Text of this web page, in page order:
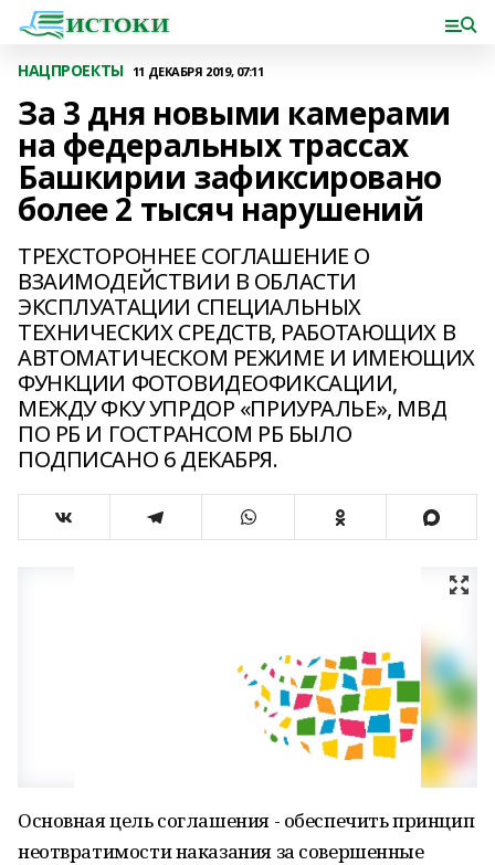
НАЦПРОЕКТЫ 11 ДЕКАБРЯ 2019, 07:11
За 3 дня новыми камерами
на федеральных трассах
Башкирии зафиксировано
более 2 тысяч нарушений
ТРЕХСТОРОННЕЕ СОГЛАШЕНИЕ О
ВЗАИМОДЕЙСТВИИ В ОБЛАСТИ
ЭКСПЛУАТАЦИИ СПЕЦИАЛЬНЫХ
ТЕХНИЧЕСКИХ СРЕДСТВ, РАБОТАЮЩИХ В
АВТОМАТИЧЕСКОМ РЕЖИМЕ И ИМЕЮЩИХ
ФУНКЦИИ ФОТОВИДЕОФИКСАЦИИ,
МЕЖДУ ФКУ УПРДОР «ПРИУРАЛЬЕ», МВД
ПО РБ И ГОСТРАНСОМ РБ БЫЛО
ПОДПИСАНО 6 ДЕКАБРЯ.
Основная цель соглашения - обеспечить принцип
неотвратимости наказания за совершенные